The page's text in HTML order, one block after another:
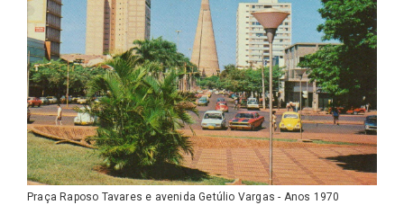
Praça Raposo Tavares e avenida Getúlio Vargas - Anos 1970